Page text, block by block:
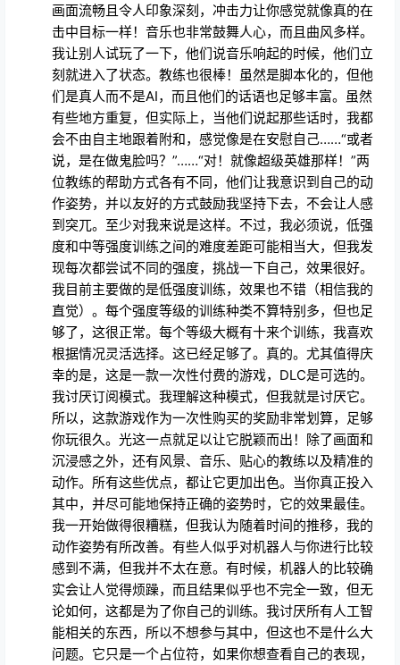
画面流畅且令人印象深刻，冲击力让你感觉就像真的在
击中目标一样！音乐也非常鼓舞人心，而且曲风多样。
我让别人试玩了一下，他们说音乐响起的时候，他们立
刻就进入了状态。教练也很棒！虽然是脚本化的，但他
们是真人而不是AI，而且他们的话语也足够丰富。虽然
有些地方重复，但实际上，当他们说起那些话时，我都
会不由自主地跟着附和，感觉像是在安慰自己……“或者
说，是在做鬼脸吗？”……“对！就像超级英雄那样！”两
位教练的帮助方式各有不同，他们让我意识到自己的动
作姿势，并以友好的方式鼓励我坚持下去，不会让人感
到突兀。至少对我来说是这样。不过，我必须说，低强
度和中等强度训练之间的难度差距可能相当大，但我发
现每次都尝试不同的强度，挑战一下自己，效果很好。
我目前主要做的是低强度训练，效果也不错（相信我的
直觉）。每个强度等级的训练种类不算特别多，但也足
够了，这很正常。每个等级大概有十来个训练，我喜欢
根据情况灵活选择。这已经足够了。真的。尤其值得庆
幸的是，这是一款一次性付费的游戏，DLC是可选的。
我讨厌订阅模式。我理解这种模式，但我就是讨厌它。
所以，这款游戏作为一次性购买的奖励非常划算，足够
你玩很久。光这一点就足以让它脱颖而出！除了画面和
沉浸感之外，还有风景、音乐、贴心的教练以及精准的
动作。所有这些优点，都让它更加出色。当你真正投入
其中，并尽可能地保持正确的姿势时，它的效果最佳。
我一开始做得很糟糕，但我认为随着时间的推移，我的
动作姿势有所改善。有些人似乎对机器人与你进行比较
感到不满，但我并不太在意。有时候，机器人的比较确
实会让人觉得烦躁，而且结果似乎也不完全一致，但无
论如何，这都是为了你自己的训练。我讨厌所有人工智
能相关的东西，所以不想参与其中，但这也不是什么大
问题。它只是一个占位符，如果你想查看自己的表现，